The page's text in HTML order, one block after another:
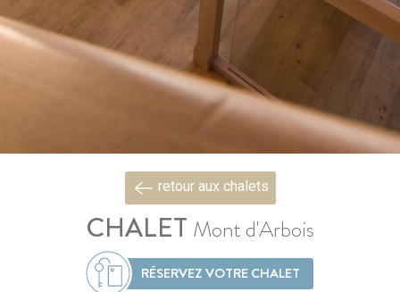
retour aux chalets
CHALET Mont d'Arbois
RÉSERVEZ VOTRE CHALET